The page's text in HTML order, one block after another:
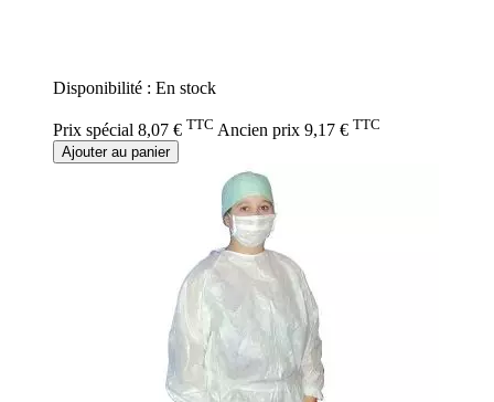
Disponibilité : En stock
Prix spécial 8,07 € TTC Ancien prix 9,17 € TTC
Ajouter au panier